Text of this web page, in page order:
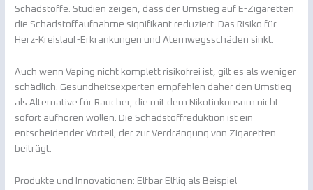
Schadstoffe. Studien zeigen, dass der Umstieg auf E-Zigaretten
die Schadstoffaufnahme signifikant reduziert. Das Risiko für
Herz-Kreislauf-Erkrankungen und Atemwegsschäden sinkt.
Auch wenn Vaping nicht komplett risikofrei ist, gilt es als weniger
schädlich. Gesundheitsexperten empfehlen daher den Umstieg
als Alternative für Raucher, die mit dem Nikotinkonsum nicht
sofort aufhören wollen. Die Schadstoffreduktion ist ein
entscheidender Vorteil, der zur Verdrängung von Zigaretten
beiträgt.
Produkte und Innovationen: Elfbar Elfliq als Beispiel